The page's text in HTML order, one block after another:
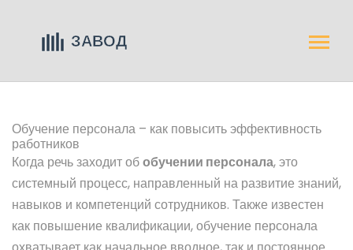
Обучение персонала – как повысить эффективность
работников
Когда речь заходит обобучении персонала,это
системный процесс, направленный на развитие знаний,
навыков и компетенций сотрудников. Также известен
как повышение квалификации, обучение персонала